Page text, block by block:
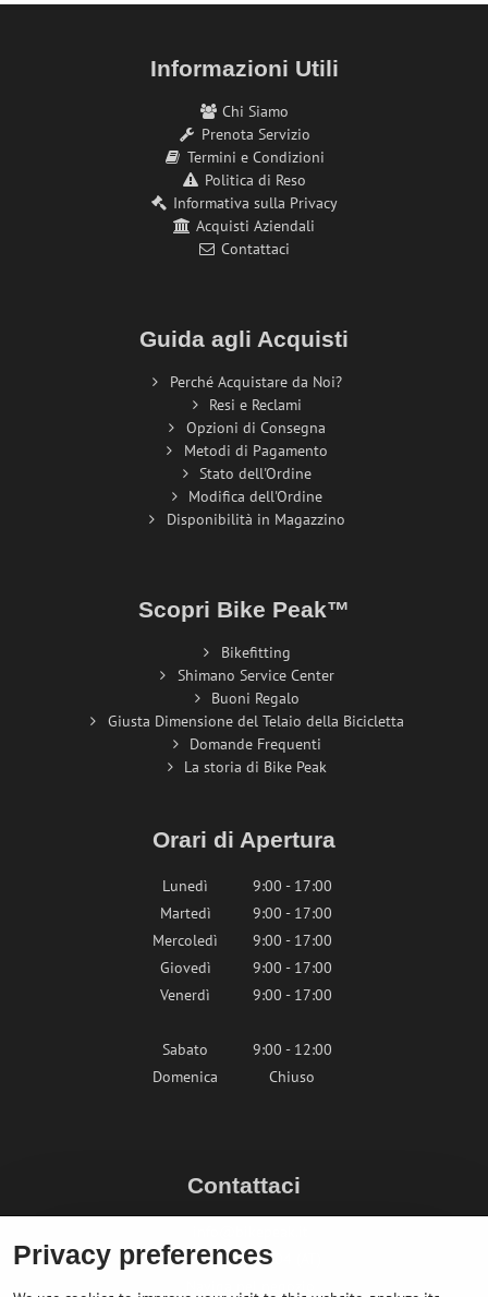
Informazioni Utili
Chi Siamo
Prenota Servizio
Termini e Condizioni
Politica di Reso
Informativa sulla Privacy
Acquisti Aziendali
Contattaci
Guida agli Acquisti
Perché Acquistare da Noi?
Resi e Reclami
Opzioni di Consegna
Metodi di Pagamento
Stato dell'Ordine
Modifica dell'Ordine
Disponibilità in Magazzino
Scopri Bike Peak™
Bikefitting
Shimano Service Center
Buoni Regalo
Giusta Dimensione del Telaio della Bicicletta
Domande Frequenti
La storia di Bike Peak
Orari di Apertura
Lunedì
9:00 - 17:00
Martedì
9:00 - 17:00
Mercoledì
9:00 - 17:00
Giovedì
9:00 - 17:00
Venerdì
9:00 - 17:00
Sabato
9:00 - 12:00
Domenica
Chiuso
Contattaci
+436764858804 (AT)
Privacy preferences